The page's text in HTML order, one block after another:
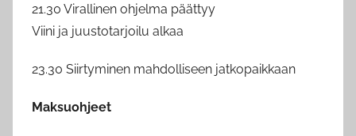
21.30 Virallinen ohjelma päättyy
Viini ja juustotarjoilu alkaa
23.30 Siirtyminen mahdolliseen jatkopaikkaan
Maksuohjeet